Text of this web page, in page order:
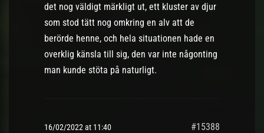
det nog väldigt märkligt ut, ett kluster av djur
som stod tätt nog omkring en alv att de
berörde henne, och hela situationen hade en
overklig känsla till sig, den var inte någonting
man kunde stöta på naturligt.
16/02/2022 at 11:40 #15388